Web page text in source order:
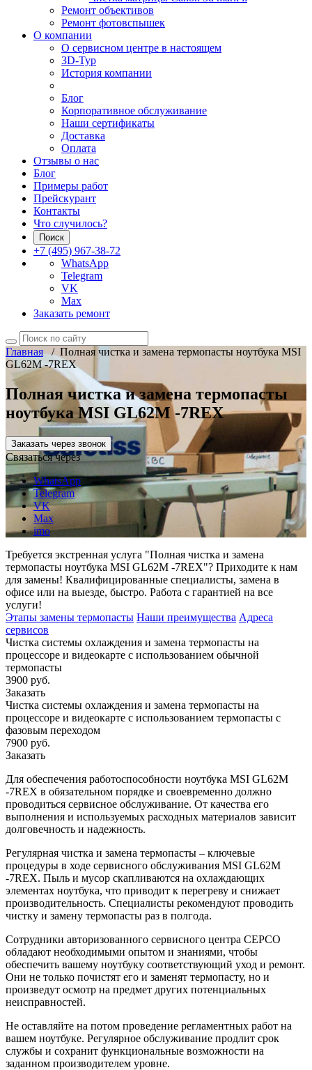
Ремонт объективов
Ремонт фотовспышек
О компании
О сервисном центре в настоящем
3D-Тур
История компании
Блог
Корпоративное обслуживание
Наши сертификаты
Доставка
Оплата
Отзывы о нас
Блог
Примеры работ
Прейскурант
Контакты
Что случилось?
Поиск
+7 (495) 967-38-72
WhatsApp
Telegram
VK
Max
Заказать ремонт
Главная/ Полная чистка и замена термопасты ноутбука MSI
GL62M -7REX
Полная чистка и замена термопасты
ноутбука MSI GL62M -7REX
Заказать через звонок
Связаться через
WhatsApp
Telegram
VK
Max
imo
Требуется экстренная услуга "Полная чистка и замена
термопасты ноутбука MSI GL62M -7REX"? Приходите к нам
для замены! Квалифицированные специалисты, замена в
офисе или на выезде, быстро. Работа с гарантией на все
услуги!
Этапы замены термопасты Наши преимущества Адреса
сервисов
Чистка системы охлаждения и замена термопасты на
процессоре и видеокарте с использованием обычной
термопасты
3900 руб.
Заказать
Чистка системы охлаждения и замена термопасты на
процессоре и видеокарте с использованием термопасты с
фазовым переходом
7900 руб.
Заказать
Для обеспечения работоспособности ноутбука MSI GL62M
-7REX в обязательном порядке и своевременно должно
проводиться сервисное обслуживание. От качества его
выполнения и используемых расходных материалов зависит
долговечность и надежность.
Регулярная чистка и замена термопасты – ключевые
процедуры в ходе сервисного обслуживания MSI GL62M
-7REX. Пыль и мусор скапливаются на охлаждающих
элементах ноутбука, что приводит к перегреву и снижает
производительность. Специалисты рекомендуют проводить
чистку и замену термопасты раз в полгода.
Сотрудники авторизованного сервисного центра СЕРСО
обладают необходимыми опытом и знаниями, чтобы
обеспечить вашему ноутбуку соответствующий уход и ремонт.
Они не только почистят его и заменят термопасту, но и
произведут осмотр на предмет других потенциальных
неисправностей.
Не оставляйте на потом проведение регламентных работ на
вашем ноутбуке. Регулярное обслуживание продлит срок
службы и сохранит функциональные возможности на
заданном производителем уровне.